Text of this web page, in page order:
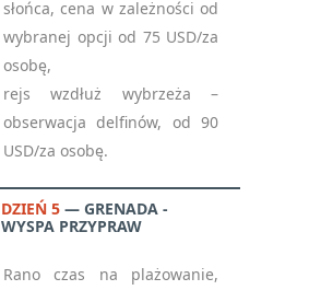
słońca, cena w zależności od
wybranej opcji od 75 USD/za
osobę,
rejs wzdłuż wybrzeża –
obserwacja delfinów, od 90
USD/za osobę.
DZIEŃ 5
GRENADA -
WYSPA PRZYPRAW
Rano czas na plażowanie,